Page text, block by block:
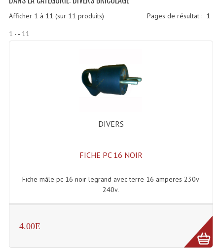
Accessoires Pieds Cellules Diamants
Accessoires Enceintes
Diamants
Pages de résultat : 1
Afficher 1 à 11 (sur 11 produits)
1 - - 11
DIVERS
FICHE PC 16 NOIR
Fiche mâle pc 16 noir legrand avec terre 16 amperes 230v
240v.
4.00E